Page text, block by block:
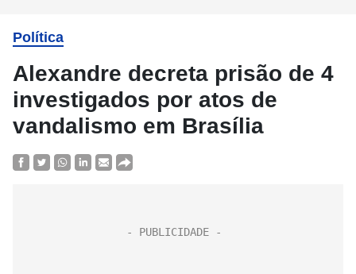
Política
Alexandre decreta prisão de 4
investigados por atos de
vandalismo em Brasília